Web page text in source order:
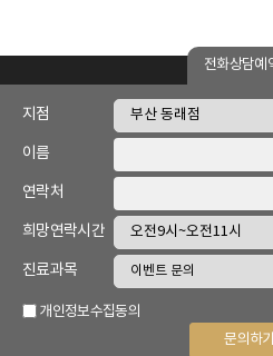
개인정보 취급방침 |
TEL.051-558-7275 |
COPYRIGHT Ⓒ 2008-2022. 미담한
전화상담예
지점
이름
연락처
희망연락시간
진료과목
개인정보수집동의
문의하기